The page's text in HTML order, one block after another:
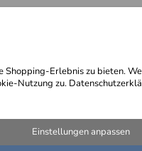
Shopping-Erlebnis zu bieten.
Nutzung zu.
Einstellungen anpassen
@